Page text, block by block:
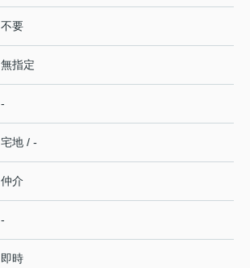
不要
無指定
-
宅地 / -
仲介
-
即時